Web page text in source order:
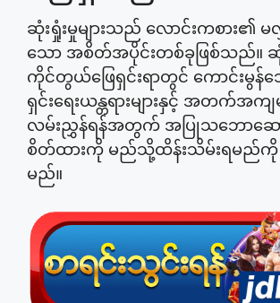
ဆုံးရှုံးမှုများသည် လောင်းကစား၏
သော အစိတ်အပိုင်းတစ်ခုဖြစ်သည်။ ဆုံး
ကိုင်တွယ်ဖြေရှင်းရာတွင် ကောင်းမွန်သ
ရှင်းရေးယန္တရားများနှင့် အတက်အကျ
လမ်းညွှန်ရန်အတွက် အပြုသဘောဆေ
စိတ်ထားကို မည်သို့ထိန်းသိမ်းရမည်ကို ဆွ
မည်။